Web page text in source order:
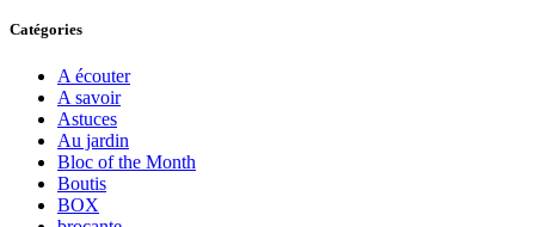
Catégories
A écouter
A savoir
Astuces
Au jardin
Bloc of the Month
Boutis
BOX